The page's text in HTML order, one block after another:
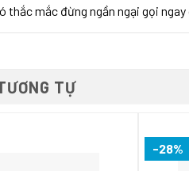
thắc mắc đừng ngần ngại gọi
TỰ
-28%